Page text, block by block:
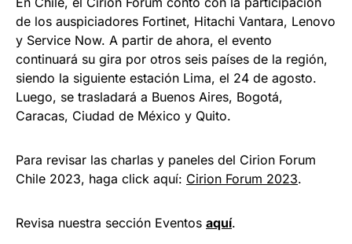
de los auspiciadores Fortinet, Hitachi Vantara, Lenovo
y Service Now. A partir de ahora, el evento
continuará su gira por otros seis países de la región,
siendo la siguiente estación Lima, el 24 de agosto.
Luego, se trasladará a Buenos Aires, Bogotá,
Caracas, Ciudad de México y Quito.
Para revisar las charlas y paneles del Cirion Forum
Chile 2023, haga click aquí: Cirion Forum 2023.
Revisa nuestra sección Eventos aquí.